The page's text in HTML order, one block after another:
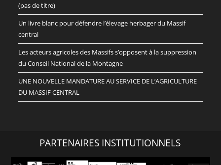
(pas de titre)
Un livre blanc pour défendre l’élevage herbager du Massif
central
Les acteurs agricoles des Massifs s’opposent à la suppression
du Conseil National de la Montagne
UNE NOUVELLE MANDATURE AU SERVICE DE L’AGRICULTURE
DU MASSIF CENTRAL
PARTENAIRES INSTITUTIONNELS